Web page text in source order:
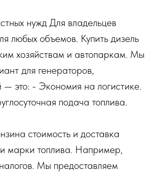
нужд Для владельцев
любых объемов. Купить дизель
хозяйствам и автопаркам. Мы
для генераторов,
— это: - Экономия на логистике.
подача топлива.
стоимость и доставка
и марки топлива. Например,
Мы предоставляем